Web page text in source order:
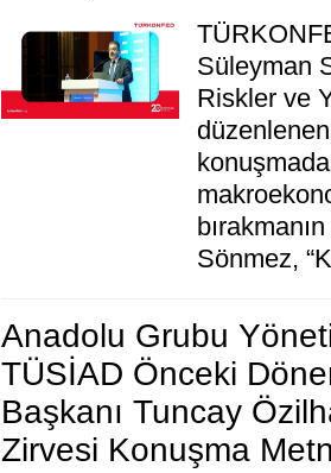
Süleyman
Riskler ve
düzenlenen
Sönmez,
Anadolu Grubu
TÜSİAD Önceki
Başkanı Tuncay
Zirvesi Konuşma